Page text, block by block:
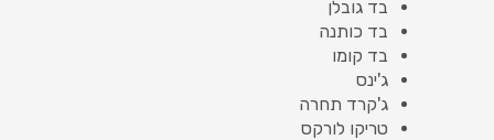
בד גובלן
בד כותנה
בד קומו
ג'ינס
ג'קרד תחרה
טריקו לורקס